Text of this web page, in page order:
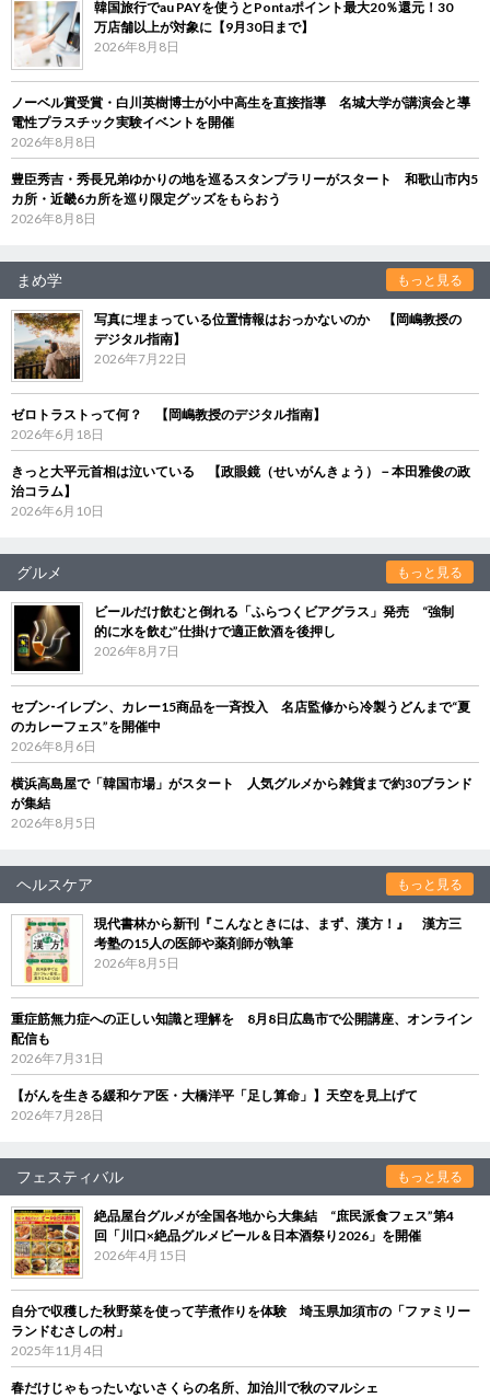
韓国旅行でau PAYを使うとPontaポイント最大20％還元！30
万店舗以上が対象に【9月30日まで】
2026年8月8日
ノーベル賞受賞・白川英樹博士が小中高生を直接指導 名城大学が講演会と導
電性プラスチック実験イベントを開催
2026年8月8日
豊臣秀吉・秀長兄弟ゆかりの地を巡るスタンプラリーがスタート 和歌山市内5
カ所・近畿6カ所を巡り限定グッズをもらおう
2026年8月8日
まめ学 もっと見る
写真に埋まっている位置情報はおっかないのか 【岡嶋教授の
デジタル指南】
2026年7月22日
ゼロトラストって何？ 【岡嶋教授のデジタル指南】
2026年6月18日
きっと大平元首相は泣いている 【政眼鏡（せいがんきょう）－本田雅俊の政
治コラム】
2026年6月10日
グルメ もっと見る
ビールだけ飲むと倒れる「ふらつくビアグラス」発売 “強制
的に水を飲む”仕掛けで適正飲酒を後押し
2026年8月7日
セブン‐イレブン、カレー15商品を一斉投入 名店監修から冷製うどんまで“夏
のカレーフェス”を開催中
2026年8月6日
横浜高島屋で「韓国市場」がスタート 人気グルメから雑貨まで約30ブランド
が集結
2026年8月5日
ヘルスケア もっと見る
現代書林から新刊『こんなときには、まず、漢方！』 漢方三
考塾の15人の医師や薬剤師が執筆
2026年8月5日
重症筋無力症への正しい知識と理解を 8月8日広島市で公開講座、オンライン
配信も
2026年7月31日
【がんを生きる緩和ケア医・大橋洋平「足し算命」】天空を見上げて
2026年7月28日
フェスティバル もっと見る
絶品屋台グルメが全国各地から大集結 “庶民派食フェス”第4
回「川口×絶品グルメビール＆日本酒祭り2026」を開催
2026年4月15日
自分で収穫した秋野菜を使って芋煮作りを体験 埼玉県加須市の「ファミリー
ランドむさしの村」
2025年11月4日
春だけじゃもったいないさくらの名所、加治川で秋のマルシェ